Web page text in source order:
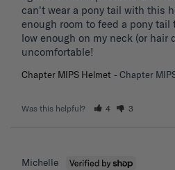
can't wear a pony tail with this
enough room to feed a pony
low enough on my neck (or hair
uncomfortable!
Chapter MIPS Helmet Chapter
Was this helpful? 4 3
Michelle